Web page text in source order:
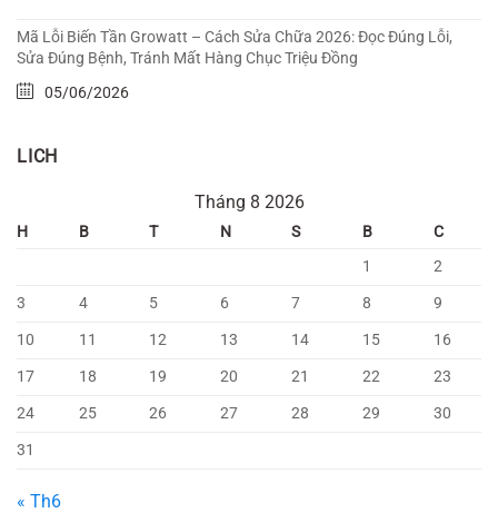
Mã Lỗi Biến Tần Growatt – Cách Sửa Chữa 2026: Đọc Đúng Lỗi,
Sửa Đúng Bệnh, Tránh Mất Hàng Chục Triệu Đồng
05/06/2026
LICH
Tháng 8 2026
H B T N S B
C
1
2
3
4 5 6 7 8
9
10
11 12 13 14 15
16
17
18 19 20 21 22
23
24
25 26 27 28 29
30
31
« Th6